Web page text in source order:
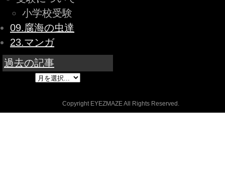
小学校受験
09.腐海の虫達
23.マンガ
過去の記事
Copyright EYEZMAZE All Rights Reserved.